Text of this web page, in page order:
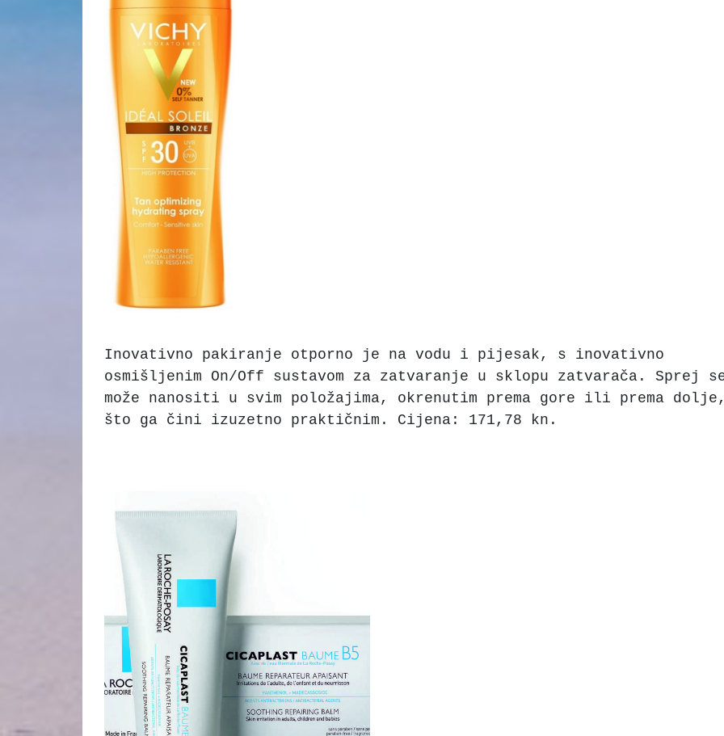
Inovativno pakiranje otporno je na vodu i pijesak, s inovativno
osmišljenim On/Off sustavom za zatvaranje u sklopu zatvarača. Sprej
može nanositi u svim položajima, okrenutim prema gore ili prema
što ga čini izuzetno praktičnim. Cijena: 171,78 kn.